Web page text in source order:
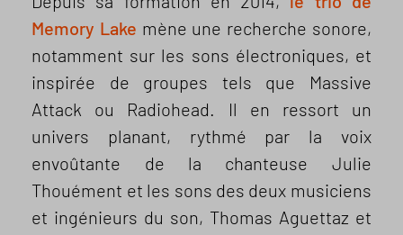
Memory Lake mène une recherche sonore,
notamment sur les sons électroniques, et
inspirée de groupes tels que Massive
Attack ou Radiohead. Il en ressort un
univers planant, rythmé par la voix
envoûtante de la chanteuse Julie
Thouément et les sons des deux musiciens
et ingénieurs du son, Thomas Aguettaz et